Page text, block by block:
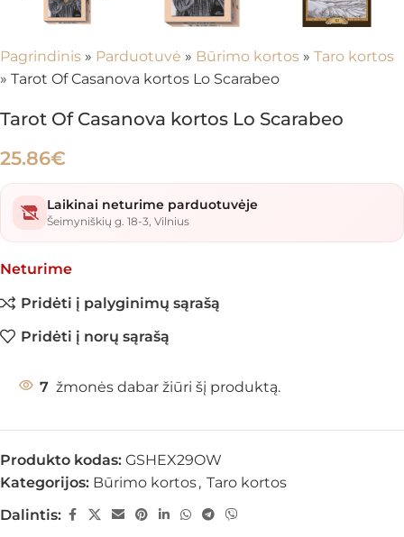
Pagrindinis » Parduotuvė » Būrimo kortos » Taro kortos
» Tarot Of Casanova kortos Lo Scarabeo
Tarot Of Casanova kortos Lo Scarabeo
25.86€
Laikinai neturime parduotuvėje
Šeimyniškių g. 18-3, Vilnius
Neturime
Pridėti į palyginimų sąrašą
Pridėti į norų sąrašą
7 žmonės dabar žiūri šį produktą.
Produkto kodas: GSHEX29OW
Kategorijos: Būrimo kortos, Taro kortos
Dalintis: